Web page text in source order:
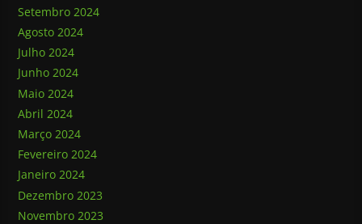
Setembro 2024
Agosto 2024
Julho 2024
Junho 2024
Maio 2024
Abril 2024
Março 2024
Fevereiro 2024
Janeiro 2024
Dezembro 2023
Novembro 2023